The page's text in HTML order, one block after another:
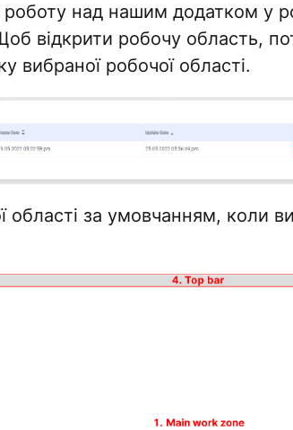
над нашим додатком у
відкрити робочу область,
вибраної робочої області.
області за умовчанням, коли ви